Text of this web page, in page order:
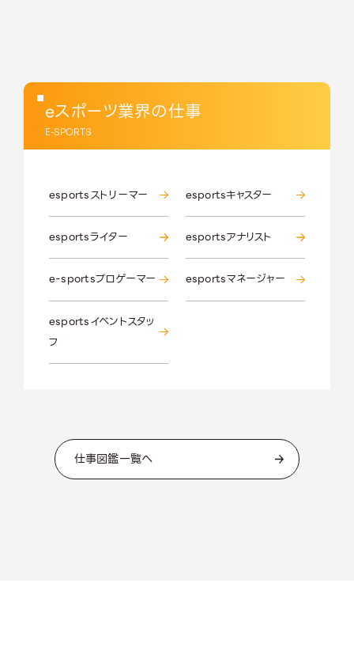
eスポーツ業界の仕事
E-SPORTS
esportsストリーマー esportsキャスター
esportsライター esportsアナリスト
e-sportsプロゲーマー esportsマネージャー
esportsイベントスタッ
フ
仕事図鑑一覧へ